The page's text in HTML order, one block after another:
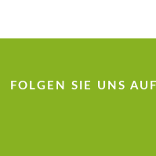
FOLGEN SIE UNS